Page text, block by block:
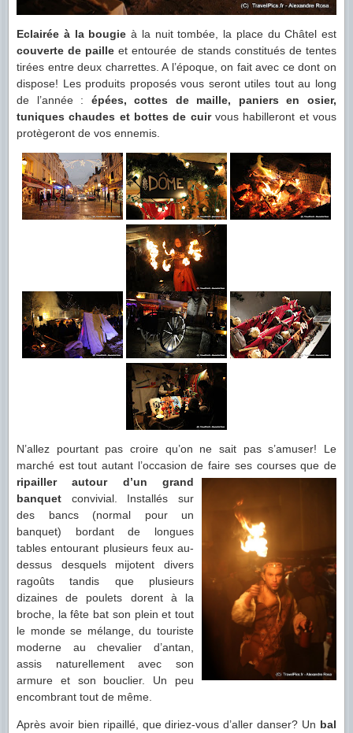
Eclairée à la bougie à la nuit tombée, la place du Châtel est
couverte de paille et entourée de stands constitués de tentes
tirées entre deux charrettes. A l’époque, on fait avec ce dont on
dispose! Les produits proposés vous seront utiles tout au long
de l’année : épées, cottes de maille, paniers en osier,
tuniques chaudes et bottes de cuirvous habilleront et vous
protègeront de vos ennemis.
N’allez pourtant pas croire qu’on ne sait pas s’amuser! Le
marché est tout autant l’occasion defaire ses courses que de
ripailler autour d’un grand
banquet convivial. Installés sur
des bancs (normal pour un
banquet) bordant de longues
tables entourant plusieurs feux au-
dessus desquels mijotent divers
ragoûts tandis que plusieurs
dizaines de poulets dorent à la
broche, la fête bat son plein et tout
le monde se mélange, du touriste
moderne au chevalier d’antan,
assis naturellement avec son
armure et son bouclier. Un peu
encombrant tout de même.
Après avoir bien ripaillé, que diriez-vous d’aller danser? Un bal